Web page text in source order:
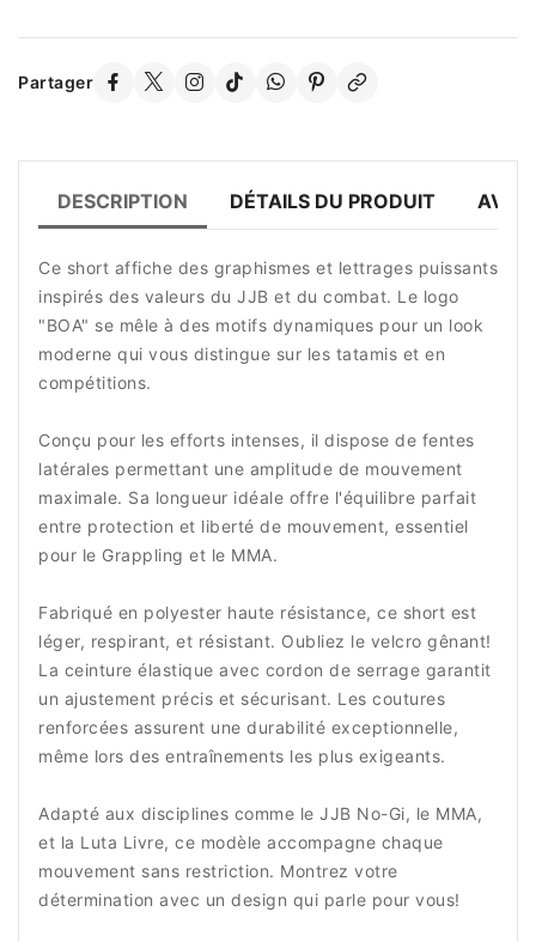
Partager
DESCRIPTION DÉTAILS DU PRODUIT AVIS
Ce short affiche des graphismes et lettrages puissants
inspirés des valeurs du JJB et du combat. Le logo
"BOA" se mêle à des motifs dynamiques pour un look
moderne qui vous distingue sur les tatamis et en
compétitions.
Conçu pour les efforts intenses, il dispose de fentes
latérales permettant une amplitude de mouvement
maximale. Sa longueur idéale offre l'équilibre parfait
entre protection et liberté de mouvement, essentiel
pour le Grappling et le MMA.
Fabriqué en polyester haute résistance, ce short est
léger, respirant, et résistant. Oubliez le velcro gênant!
La ceinture élastique avec cordon de serrage garantit
un ajustement précis et sécurisant. Les coutures
renforcées assurent une durabilité exceptionnelle,
même lors des entraînements les plus exigeants.
Adapté aux disciplines comme le JJB No-Gi, le MMA,
et la Luta Livre, ce modèle accompagne chaque
mouvement sans restriction. Montrez votre
détermination avec un design qui parle pour vous!